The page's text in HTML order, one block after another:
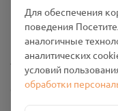
Политика
Промо-материалы
Настройки cookies
Общество с
Проект Помним»
Для обеспечения
поведения
аналогичные
аналитических
условий
обработки